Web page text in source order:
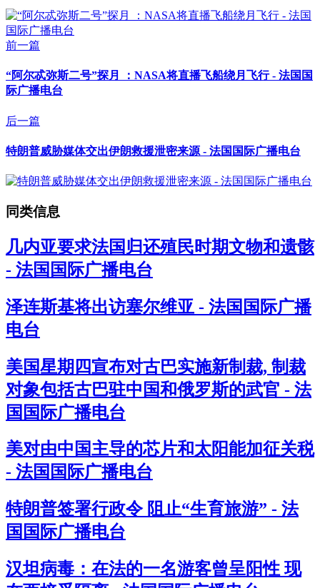
前一篇
“阿尔忒弥斯二号”探月 ：NASA将直播飞船绕月飞行 - 法国国
际广播电台
后一篇
特朗普威胁媒体交出伊朗救援泄密来源 - 法国国际广播电台
同类信息
几内亚要求法国归还殖民时期文物和遗骸
- 法国国际广播电台
泽连斯基将出访塞尔维亚 - 法国国际广播
电台
美国星期四宣布对古巴实施新制裁, 制裁
对象包括古巴驻中国和俄罗斯的武官 - 法
国国际广播电台
美对由中国主导的芯片和太阳能加征关税
- 法国国际广播电台
特朗普签署行政令 阻止“生育旅游” - 法
国国际广播电台
汉坦病毒：在法的一名游客曾呈阳性 现